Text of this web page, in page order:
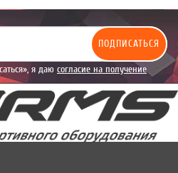
ПОДПИСАТЬСЯ
я даю согласие на получение
характера.